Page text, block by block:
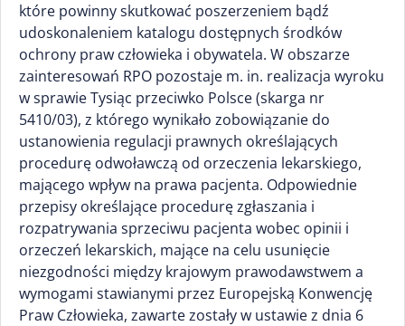
które powinny skutkować poszerzeniem bądź
udoskonaleniem katalogu dostępnych środków
ochrony praw człowieka i obywatela. W obszarze
zainteresowań RPO pozostaje m. in. realizacja wyroku
w sprawie Tysiąc przeciwko Polsce (skarga nr
5410/03), z którego wynikało zobowiązanie do
ustanowienia regulacji prawnych określających
procedurę odwoławczą od orzeczenia lekarskiego,
mającego wpływ na prawa pacjenta. Odpowiednie
przepisy określające procedurę zgłaszania i
rozpatrywania sprzeciwu pacjenta wobec opinii i
orzeczeń lekarskich, mające na celu usunięcie
niezgodności między krajowym prawodawstwem a
wymogami stawianymi przez Europejską Konwencję
Praw Człowieka, zawarte zostały w ustawie z dnia 6